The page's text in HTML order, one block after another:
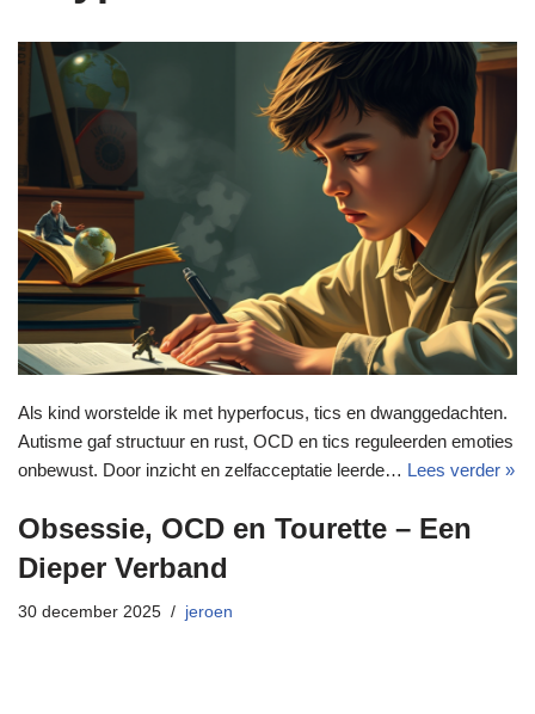
Als kind worstelde ik met hyperfocus, tics en dwanggedachten.
Autisme gaf structuur en rust, OCD en tics reguleerden emoties
onbewust. Door inzicht en zelfacceptatie leerde… Lees verder »
Obsessie, OCD en Tourette – Een
Dieper Verband
30 december 2025 jeroen